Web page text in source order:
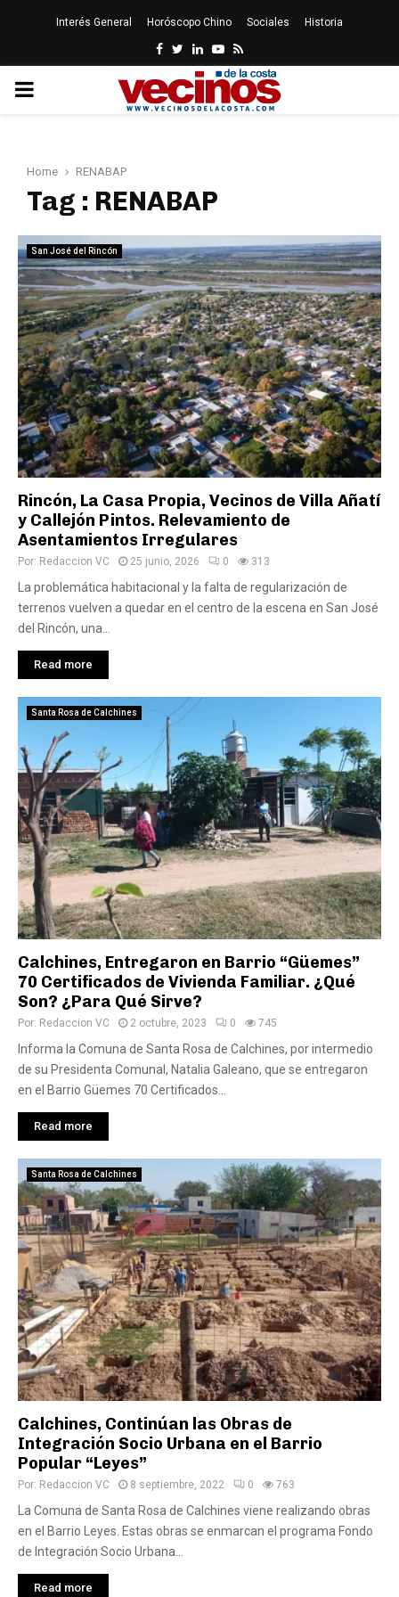
Interés General Horóscopo Chino Sociales Historia
Facebook
Twitter
LinkedinYoutube
Rss
PRIMARY
Home RENABAP
Tag : RENABAP
San José del Rincón
Rincón, La Casa Propia, Vecinos de Villa Añatí
y Callejón Pintos. Relevamiento de
Asentamientos Irregulares
Por: Redaccion VC 25 junio, 2026 0 313
La problemática habitacional y la falta de regularización de
terrenos vuelven a quedar en el centro de la escena en San José
del Rincón, una...
Read more
Santa Rosa de Calchines
Calchines, Entregaron en Barrio “Güemes”
70 Certificados de Vivienda Familiar. ¿Qué
Son? ¿Para Qué Sirve?
Por: Redaccion VC 2 octubre, 2023 0 745
Informa la Comuna de Santa Rosa de Calchines, por intermedio
de su Presidenta Comunal, Natalia Galeano, que se entregaron
en el Barrio Güemes 70 Certificados...
Read more
Santa Rosa de Calchines
Calchines, Continúan las Obras de
Integración Socio Urbana en el Barrio
Popular “Leyes”
Por: Redaccion VC 8 septiembre, 2022 0 763
La Comuna de Santa Rosa de Calchines viene realizando obras
en el Barrio Leyes. Estas obras se enmarcan el programa Fondo
de Integración Socio Urbana...
Read more